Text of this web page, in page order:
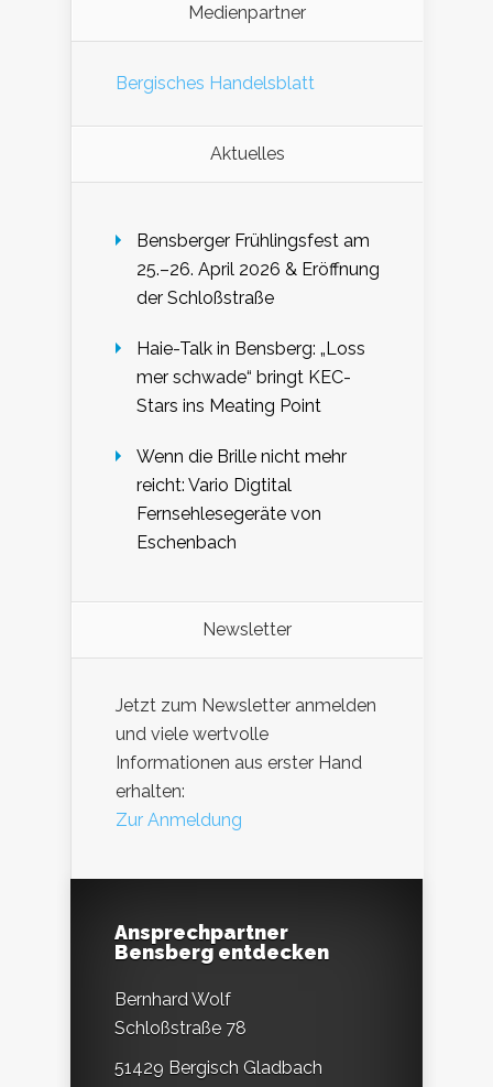
Medienpartner
Bergisches Handelsblatt
Aktuelles
Bensberger Frühlingsfest am
25.–26. April 2026 & Eröffnung
der Schloßstraße
Haie-Talk in Bensberg: „Loss
mer schwade“ bringt KEC-
Stars ins Meating Point
Wenn die Brille nicht mehr
reicht: Vario Digtital
Fernsehlesegeräte von
Eschenbach
Newsletter
Jetzt zum Newsletter anmelden
und viele wertvolle
Informationen aus erster Hand
erhalten:
Zur Anmeldung
Ansprechpartner
Bensberg entdecken
Bernhard Wolf
Schloßstraße 78
51429 Bergisch Gladbach